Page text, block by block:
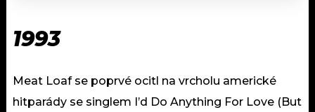
1993
Meat Loaf se poprvé ocitl na vrcholu americké
hitparády se singlem I’d Do Anything For Love (But